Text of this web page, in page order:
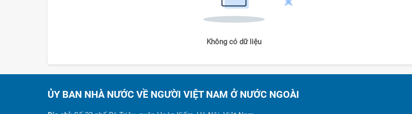
Không có dữ liệu
ỦY BAN NHÀ NƯỚC VỀ NGƯỜI VIỆT NAM Ở NƯỚC NGOÀI